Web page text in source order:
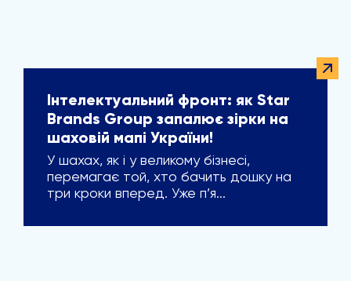
Інтелектуальний фронт: як Star
Brands Group запалює зірки на
шаховій мапі України!
У шахах, як і у великому бізнесі,
перемагає той, хто бачить дошку на
три кроки вперед. Уже п’я...